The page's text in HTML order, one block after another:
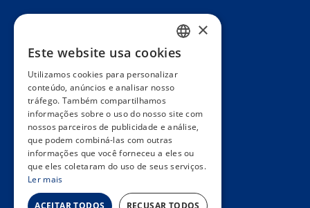
FAQ
Contacto
Termos e condições gerais
Hôpitaux Universitaires Genève
Université de Genève
FRENCH
ENGLISH
SPANISH
GERMAN
ITALIAN
PORTUGUESE
×
Este website usa cookies
Utilizamos cookies para personalizar
conteúdo, anúncios e analisar nosso
tráfego. Também compartilhamos
informações sobre o uso do nosso site com
nossos parceiros de publicidade e análise,
que podem combiná-las com outras
informações que você forneceu a eles ou
que eles coletaram do uso de seus serviços.
Ler mais
ACEITAR TODOS RECUSAR TODOS